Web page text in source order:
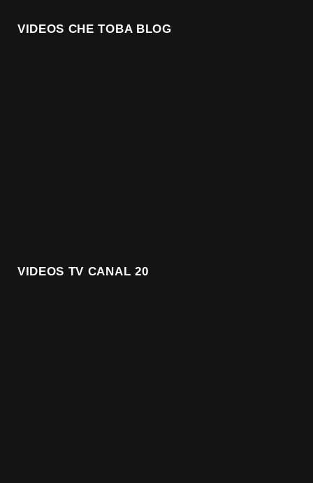
VIDEOS CHE TOBA BLOG
VIDEOS TV CANAL 20